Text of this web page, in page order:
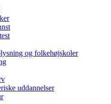
og folkehøjskoler
uddannelser